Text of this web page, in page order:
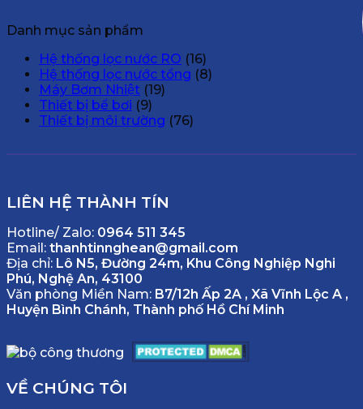
Danh mục sản phẩm
Hệ thống lọc nước RO (16)
Hệ thống lọc nước tổng (8)
Máy Bơm Nhiệt (19)
Thiết bị bể bơi (9)
Thiết bị môi trường (76)
LIÊN HỆ THÀNH TÍN
Hotline/ Zalo: 0964 511 345
Email: thanhtinnghean@gmail.com
Địa chỉ: Lô N5, Đường 24m, Khu Công Nghiệp Nghi
Phú, Nghệ An, 43100
Văn phòng Miền Nam: B7/12h Ấp 2A , Xã Vĩnh Lộc A ,
Huyện Bình Chánh, Thành phố Hồ Chí Minh
VỀ CHÚNG TÔI